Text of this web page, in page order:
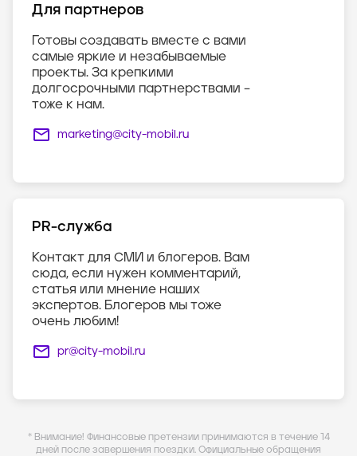
Для партнеров
Готовы создавать вместе с вами
самые яркие и незабываемые
проекты. За крепкими
долгосрочными партнерствами –
тоже к нам.
marketing@city-mobil.ru
PR-служба
Контакт для СМИ и блогеров. Вам
сюда, если нужен комментарий,
статья или мнение наших
экспертов. Блогеров мы тоже
очень любим!
pr@city-mobil.ru
* Внимание! Финансовые претензии принимаются в течение 14
дней после завершения поездки. Официальные обращения